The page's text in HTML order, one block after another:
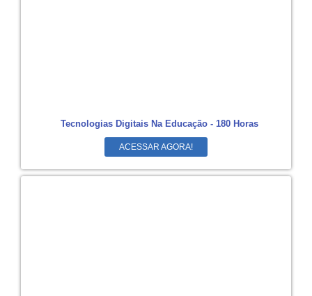
Tecnologias Digitais Na Educação - 180 Horas
ACESSAR AGORA!